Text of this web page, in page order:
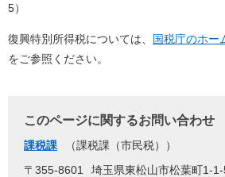
5）
復興特別所得税については、 国税庁のホー
をご参照ください。
このページに関するお問い合わせ
課税課
課税課（市民税）
〒355-8601
埼玉県東松山市松葉町1-1-